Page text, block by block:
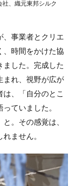
、織元東邦シルク
、事業者とクリエ
、時間をかけた協
ました。完成した
まれ、視野が広が
は、「自分のとこ
ていました。
。その感覚は、
ません。